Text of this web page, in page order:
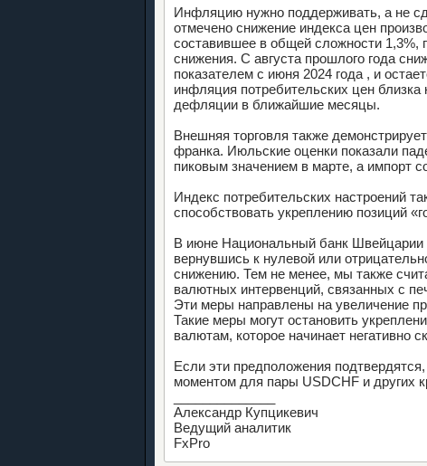
Инфляцию нужно поддерживать, а не
отмечено снижение индекса цен
составившее в общей сложности 1,3%,
снижения. С августа прошлого года
показателем с июня 2024 года , и
инфляция потребительских цен
дефляции в ближайшие месяцы.
Внешняя торговля также
франка. Июльские оценки показали
пиковым значением в марте, а импорт
Индекс потребительских настроений
способствовать укреплению позиций
В июне Национальный банк Швейцарии
вернувшись к нулевой или
снижению. Тем не менее, мы также
валютных интервенций, связанных с
Эти меры направлены на увеличение
Такие меры могут остановить
валютам, которое начинает негативно
Если эти предположения
моментом для пары USDCHF и других
Александр Купцикевич
Ведущий аналитик
FxPro